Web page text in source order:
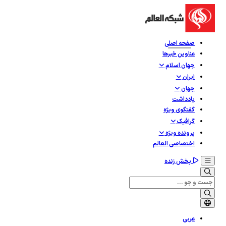
صفحه اصلی
عناوین خبرها
جهان اسلام
ایران
جهان
یادداشت
گفتگوی ویژه
گرافيک
پرونده ویژه
اختصاصی العالم
پخش زنده
عربی